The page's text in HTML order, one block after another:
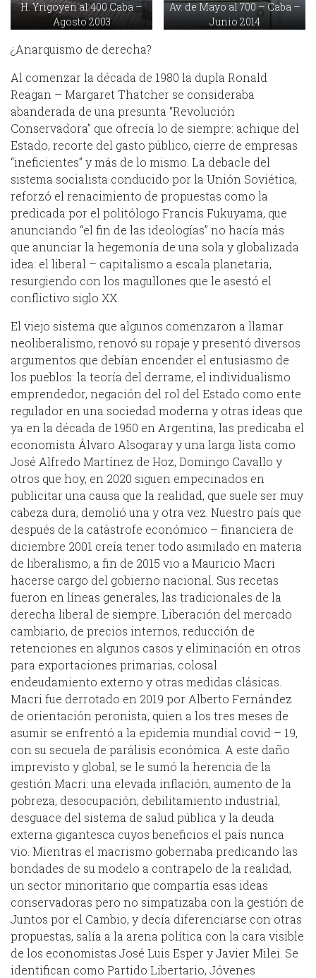
H. Yrigoyen al 400 Caba –
Agosto 2003
Av. de Mayo al 700 – Caba –
Junio 2014
¿Anarquismo de derecha?
Al comenzar la década de 1980 la dupla Ronald
Reagan – Margaret Thatcher se consideraba
abanderada de una presunta “Revolución
Conservadora” que ofrecía lo de siempre: achique del
Estado, recorte del gasto público, cierre de empresas
“ineficientes” y más de lo mismo. La debacle del
sistema socialista conducido por la Unión Soviética,
reforzó el renacimiento de propuestas como la
predicada por el politólogo Francis Fukuyama, que
anunciando “el fin de las ideologías” no hacía más
que anunciar la hegemonía de una sola y globalizada
idea: el liberal – capitalismo a escala planetaria,
resurgiendo con los magullones que le asestó el
conflictivo siglo XX.
El viejo sistema que algunos comenzaron a llamar
neoliberalismo, renovó su ropaje y presentó diversos
argumentos que debían encender el entusiasmo de
los pueblos: la teoría del derrame, el individualismo
emprendedor, negación del rol del Estado como ente
regulador en una sociedad moderna y otras ideas que
ya en la década de 1950 en Argentina, las predicaba el
economista Álvaro Alsogaray y una larga lista como
José Alfredo Martínez de Hoz, Domingo Cavallo y
otros que hoy, en 2020 siguen empecinados en
publicitar una causa que la realidad, que suele ser muy
cabeza dura, demolió una y otra vez. Nuestro país que
después de la catástrofe económico – financiera de
diciembre 2001 creía tener todo asimilado en materia
de liberalismo, a fin de 2015 vio a Mauricio Macri
hacerse cargo del gobierno nacional. Sus recetas
fueron en líneas generales, las tradicionales de la
derecha liberal de siempre. Liberación del mercado
cambiario, de precios internos, reducción de
retenciones en algunos casos y eliminación en otros
para exportaciones primarias, colosal
endeudamiento externo y otras medidas clásicas.
Macri fue derrotado en 2019 por Alberto Fernández
de orientación peronista, quien a los tres meses de
asumir se enfrentó a la epidemia mundial covid – 19,
con su secuela de parálisis económica. A este daño
imprevisto y global, se le sumó la herencia de la
gestión Macri: una elevada inflación, aumento de la
pobreza, desocupación, debilitamiento industrial,
desguace del sistema de salud pública y la deuda
externa gigantesca cuyos beneficios el país nunca
vio. Mientras el macrismo gobernaba predicando las
bondades de su modelo a contrapelo de la realidad,
un sector minoritario que compartía esas ideas
conservadoras pero no simpatizaba con la gestión de
Juntos por el Cambio, y decía diferenciarse con otras
propuestas, salía a la arena política con la cara visible
de los economistas José Luis Esper y Javier Milei. Se
identifican como Partido Libertario, Jóvenes